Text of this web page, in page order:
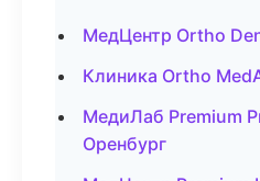
МедЦентр Ortho
Клиника Ortho
МедиЛаб Premium
Оренбург